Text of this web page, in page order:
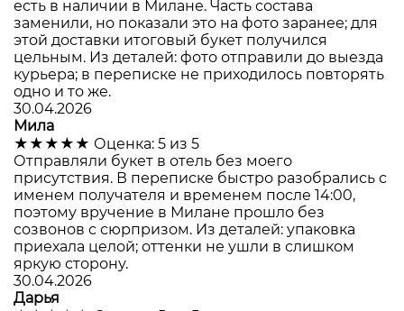
есть в наличии в Милане. Часть состава
заменили, но показали это на фото заранее; для
этой доставки итоговый букет получился
цельным. Из деталей: фото отправили до выезда
курьера; в переписке не приходилось повторять
одно и то же.
30.04.2026
Мила
★★★★★ Оценка: 5 из 5
Отправляли букет в отель без моего
присутствия. В переписке быстро разобрались с
именем получателя и временем после 14:00,
поэтому вручение в Милане прошло без
созвонов с сюрпризом. Из деталей: упаковка
приехала целой; оттенки не ушли в слишком
яркую сторону.
30.04.2026
Дарья